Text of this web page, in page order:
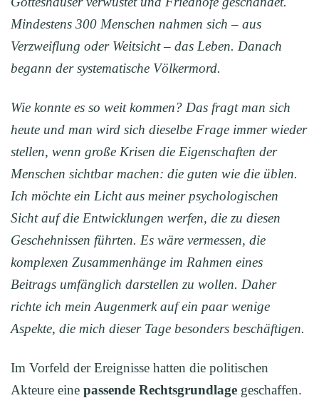
Mindestens 300 Menschen nahmen sich – aus
Verzweiflung oder Weitsicht – das Leben. Danach
begann der systematische Völkermord.
Wie konnte es so weit kommen? Das fragt man sich
heute und man wird sich dieselbe Frage immer wieder
stellen, wenn große Krisen die Eigenschaften der
Menschen sichtbar machen: die guten wie die üblen.
Ich möchte ein Licht aus meiner psychologischen
Sicht auf die Entwicklungen werfen, die zu diesen
Geschehnissen führten. Es wäre vermessen, die
komplexen Zusammenhänge im Rahmen eines
Beitrags umfänglich darstellen zu wollen. Daher
richte ich mein Augenmerk auf ein paar wenige
Aspekte, die mich dieser Tage besonders beschäftigen.
Im Vorfeld der Ereignisse hatten die politischen
Akteure eine passende Rechtsgrundlage geschaffen.